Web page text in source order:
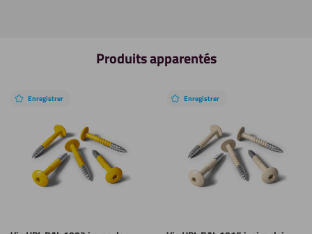
Produits apparentés
Enregistrer Enregistrer